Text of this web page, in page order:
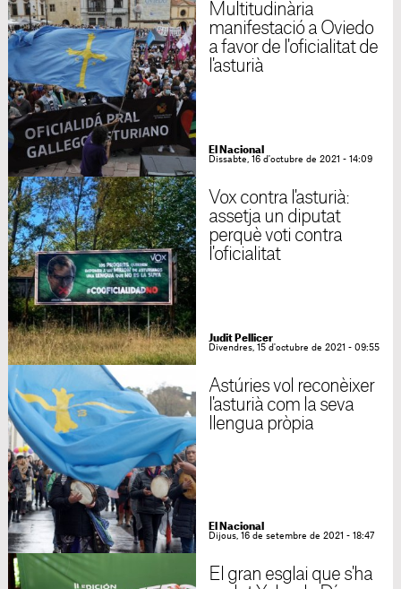
Multitudinària
manifestació a Oviedo
a favor de l'oficialitat de
l'asturià
El Nacional
Dissabte, 16 d'octubre de 2021 - 14:09
Vox contra l'asturià:
assetja un diputat
perquè voti contra
l'oficialitat
Judit Pellicer
Divendres, 15 d'octubre de 2021 - 09:55
Astúries vol reconèixer
l'asturià com la seva
llengua pròpia
El Nacional
Dijous, 16 de setembre de 2021 - 18:47
El gran esglai que s'ha